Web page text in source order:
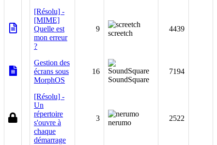
[Résolu] -
[MIME]
Quelle est
mon erreur
?
9
screetch
4439
Gestion des
écrans sous
MorphOS
16
SoundSquare
7194
[Résolu] -
Un
répertoire
s'ouvre à
chaque
démarrage
3
nerumo
2522